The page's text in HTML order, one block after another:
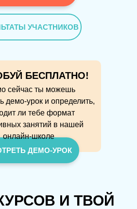
УЧАСТНИКОВ
ДЕМО-УРОК
БЕСПЛАТНО!
сейчас ты можешь
демо-урок и определить,
ли тебе формат
занятий в нашей
онлайн-школе
И ТВОЙ